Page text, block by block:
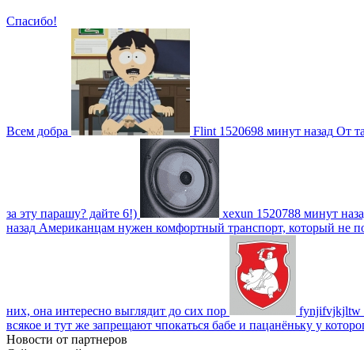
Спасибо!
Всем добра Flint 1520698 минут назад От
за эту парашу? дайте 6!) xexun 1520788 минут
назад Американцам нужен комфортный транспорт, который не
них, она интересно выглядит до сих пор fynjifvjkjltw
всякое и тут же запрещают чпокаться бабе и пацанёньку у
Новости от партнеров